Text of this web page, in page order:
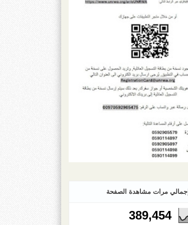
إجمالي مرات مشاهدة الصفحة
389,454